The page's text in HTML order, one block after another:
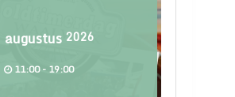
augustus 2026
11:00 - 19:00